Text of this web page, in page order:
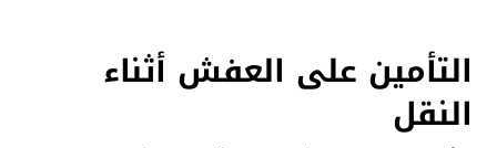
التأمين على العفش أثناء
النقل